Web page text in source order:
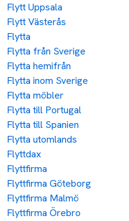
Flytt Uppsala
Flytt Västerås
Flytta
Flytta från Sverige
Flytta hemifrån
Flytta inom Sverige
Flytta möbler
Flytta till Portugal
Flytta till Spanien
Flytta utomlands
Flyttdax
Flyttfirma
Flyttfirma Göteborg
Flyttfirma Malmö
Flyttfirma Örebro